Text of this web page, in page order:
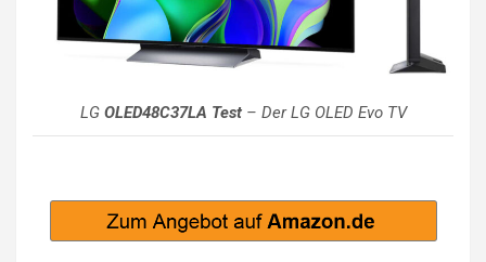
LG OLED48C37LA Test– Der LG OLED Evo TV